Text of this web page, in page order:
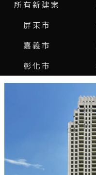
所有新建案
屏東市
嘉義市
彰化市